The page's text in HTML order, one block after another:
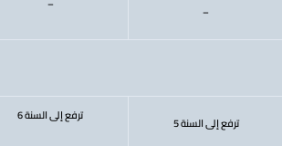
–
ترفع إلى السنة 5 ترفع إلى السنة 6